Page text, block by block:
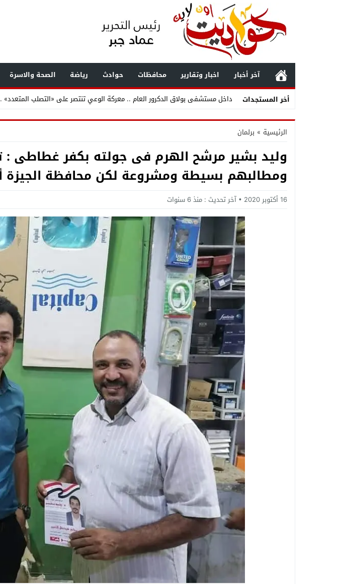
آخر أخبار اخبار وتقارير محافظات حوادث رياضة الصحة والاسرة
أخر المستجدات
الدولة
تجديد الثقة في الدكتور فرج البلاصي مديرًا لمستشفى الحوامدية العام .. عندما تتحدث
قطع المياه عن مناطق واسعة بالهرم فجر الجمعة .. تعرف على الأماكن المتأثرة
غلق شارع 26 يوليو بالجيزة لمدة أسبوعين بسبب المونوريل .. المواعيد والتحويلات المرورية الكاملة
عاجل| غلق طريق مصر – أسوان الزراعي 4 أيام بالجيزة.. والمحافظة تعلن التحويلات المرورية الكاملة
خدمات متخصصة لأول مرة .. محافظ الجيزة يزف بشرى لأهالي الحوامدية بافتتاح
ثقة متجددة واستكمال لمسيرة العطاء .. تجديد الثقة في رئيس ومعاوني مباحث
ثقة مستحقة وترقية تليق بالكفاءات .. المقدم مصطفى نصر مأمورًا لقسم شرطة
حركة مباحث الجيزة 2026 .. تغييرات واسعة وتصعيد قيادات شابة وتجديد الثقة في أصحاب الإنجازات
الرئيسية » برلمان
وليد بشير مرشح الهرم فى جولته بكفر غطاطى :
ومطالبهم بسيطة ومشروعة لكن محافظة
16 أكتوبر 2020 آخر تحديث : منذ 6 سنوات